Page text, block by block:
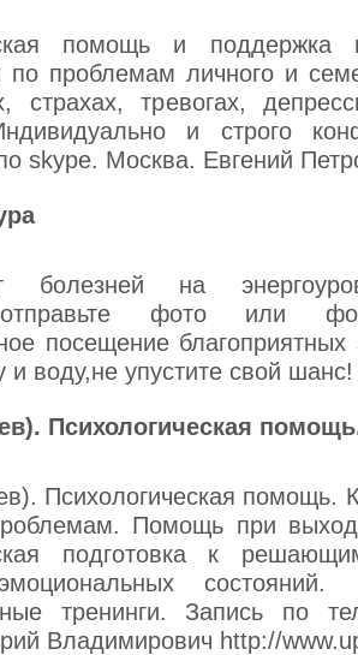
помощь и поддержка
по проблемам личного и
страхах, тревогах,
и строго
skype. Москва. Евгений
на
фото или
посещение
и воду,не упустите свой шанс!
Психологическая
Психологическая помощь.
Помощь при
подготовка к
состояний.
тренинги. Запись по
Владимирович http://